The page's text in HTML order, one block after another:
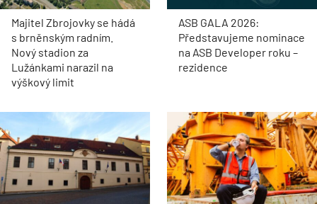
Majitel Zbrojovky se hádá
s brněnským radním.
Nový stadion za
Lužánkami narazil na
výškový limit
ASB GALA 2026:
Představujeme nominace
na ASB Developer roku –
rezidence